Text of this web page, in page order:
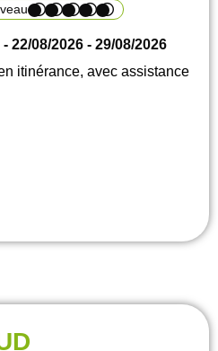
22/08/2026 - 29/08/2026
itinérance, avec assistance